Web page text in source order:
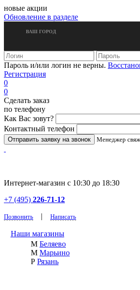
новые акции
Обновление в разделе
ВАШ ГОРОД
Пароль и/или логин не верны.
Регистрация
0
0
Сделать заказ
по телефону
Как Вас зовут?
Контактный телефон
Менеджер
Интернет-магазин с 10:30 до 18:30
+7 (495) 226-71-12
Позвонить | Написать
Наши магазины
М Беляево
М Марьино
Р Рязань